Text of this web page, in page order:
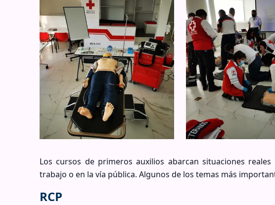
Los cursos de primeros auxilios abarcan situaciones
trabajo o en la vía pública. Algunos de los temas más
RCP